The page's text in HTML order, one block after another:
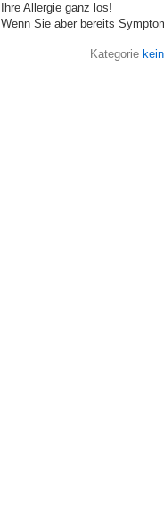
Ihre Allergie ganz los!
Wenn Sie aber bereits
Kategorie